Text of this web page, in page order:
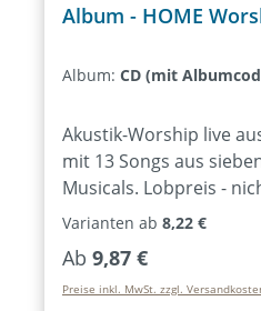
Album - HOME
Album: CD (mit
Akustik-Worship live
mit 13 Songs aus
Musicals. Lobpreis -
für den großen
AdoniaHOME. Simon
kleine Band haben die
Varianten ab 8,22 €
Regulärer Preis:
Ab 9,87 €
Preise inkl. MwSt. zzgl.